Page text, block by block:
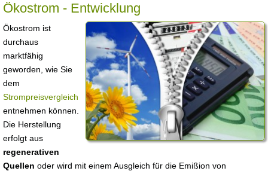
Ökostrom - Entwicklung
Ökostrom ist
durchaus
marktfähig
geworden, wie Sie
dem
Strompreisvergleich
entnehmen können.
Die Herstellung
erfolgt aus
regenerativen
Quellen oder wird mit einem Ausgleich für die Emißion von